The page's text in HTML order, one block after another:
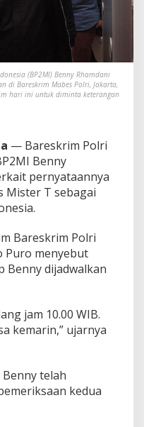
(BP2MI) Benny Rhamdani
di Bareskrim Mabes Polri, Jakarta,
hari ini untuk diminta keterangan
— Bareskrim Polri
Benny
pernyataannya
Mister T sebagai
Bareskrim Polri
Puro menyebut
Benny dijadwalkan
jam 10.00 WIB.
kemarin,” ujarnya
telah
kedua